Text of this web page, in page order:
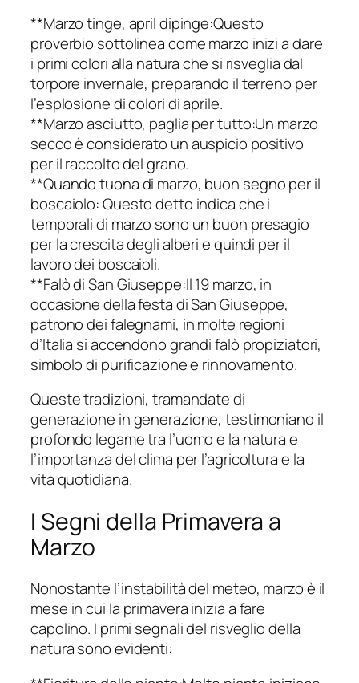
**Marzo tinge, april dipinge:Questo
proverbio sottolinea come marzo inizi a dare
i primi colori alla natura che si risveglia dal
torpore invernale, preparando il terreno per
l’esplosione di colori di aprile.
**Marzo asciutto, paglia per tutto:Un marzo
secco è considerato un auspicio positivo
per il raccolto del grano.
**Quando tuona di marzo, buon segno per il
boscaiolo: Questo detto indica che i
temporali di marzo sono un buon presagio
per la crescita degli alberi e quindi per il
lavoro dei boscaioli.
**Falò di San Giuseppe:Il 19 marzo, in
occasione della festa di San Giuseppe,
patrono dei falegnami, in molte regioni
d’Italia si accendono grandi falò propiziatori,
simbolo di purificazione e rinnovamento.
Queste tradizioni, tramandate di
generazione in generazione, testimoniano il
profondo legame tra l’uomo e la natura e
l’importanza del clima per l’agricoltura e la
vita quotidiana.
I Segni della Primavera a
Marzo
Nonostante l’instabilità del meteo, marzo è il
mese in cui la primavera inizia a fare
capolino. I primi segnali del risveglio della
natura sono evidenti: